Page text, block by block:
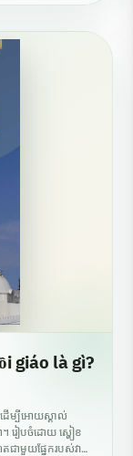
giáo là gì?
ដើម្បីអោយស្គាល់
រៀបចំដោយ ស្ហៀខ